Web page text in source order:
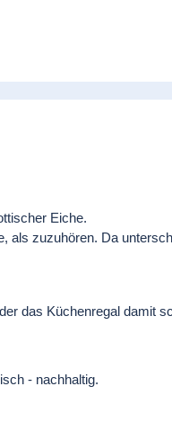
Eiche.
als zuzuhören. Da
das Küchenregal damit
- nachhaltig.